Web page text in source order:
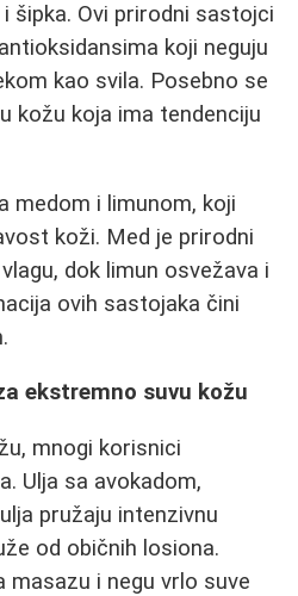
šipka. Ovi prirodni sastojci
koji neguju
kao svila. Posebno se
kožu koja ima tendenciju
medom i limunom, koji
koži. Med je prirodni
dok limun osvežava i
ovih sastojaka čini
ekstremno suvu kožu
mnogi korisnici
Ulja sa avokadom,
pružaju intenzivnu
od običnih losiona.
masazu i negu vrlo suve